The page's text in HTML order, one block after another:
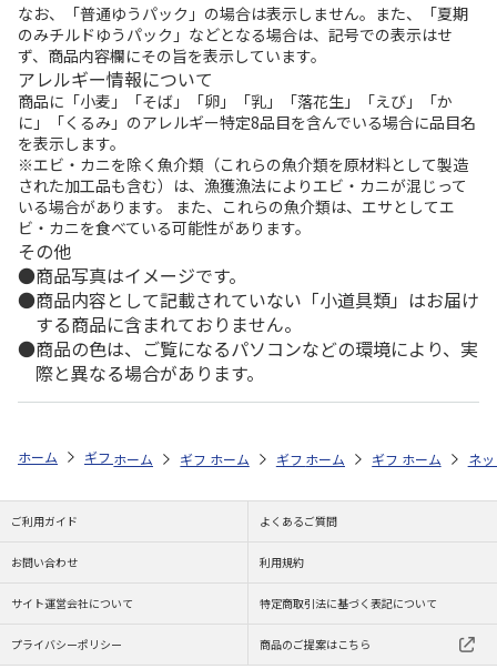
なお、「普通ゆうパック」の場合は表示しません。また、「夏期
のみチルドゆうパック」などとなる場合は、記号での表示はせ
ず、商品内容欄にその旨を表示しています。
アレルギー情報について
商品に「小麦」「そば」「卵」「乳」「落花生」「えび」「か
に」「くるみ」のアレルギー特定8品目を含んでいる場合に品目名
を表示します。
※エビ・カニを除く魚介類（これらの魚介類を原材料として製造
された加工品も含む）は、漁獲漁法によりエビ・カニが混じって
いる場合があります。 また、これらの魚介類は、エサとしてエ
ビ・カニを食べている可能性があります。
その他
商品写真はイメージです。
商品内容として記載されていない「小道具類」はお届け
する商品に含まれておりません。
商品の色は、ご覧になるパソコンなどの環境により、実
際と異なる場合があります。
ホーム ギフトストア お中元・夏ギフト特集 2026 おすすめ ご当地
ホーム ギフトストア お中元・夏ギフト特集 2026
ホーム ギフトストア お中元・夏ギフト
ホーム ギフトストア お
ホーム ネ
ご利用ガイド よくあるご質問
お問い合わせ 利用規約
サイト運営会社について 特定商取引法に基づく表記について
プライバシーポリシー 商品のご提案はこちら